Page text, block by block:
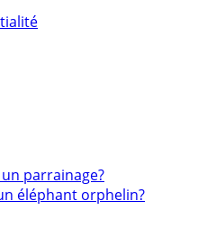
parrainage?
éléphant orphelin?